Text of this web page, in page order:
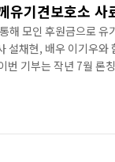
유기견보호소 사
해 모인 후원금으로
설채현, 배우 이기우와
기부는 작년 7월 론
니다. 반려동물 사회
수의사 설채현과 배